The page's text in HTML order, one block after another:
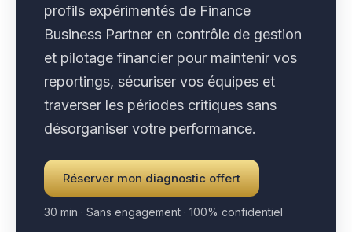
profils expérimentés de Finance
Business Partner en contrôle de gestion
et pilotage financier pour maintenir vos
reportings, sécuriser vos équipes et
traverser les périodes critiques sans
désorganiser votre performance.
Réserver mon diagnostic offert
30 min · Sans engagement · 100% confidentiel